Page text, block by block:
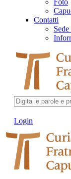
Foto
Contatti
Login